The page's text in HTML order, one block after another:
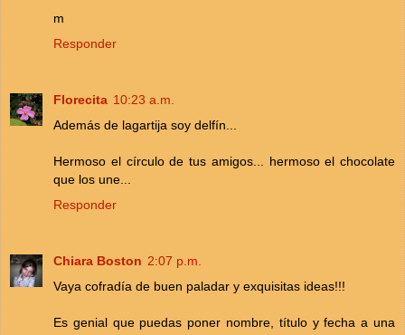
m
Responder
Florecita 10:23 a.m.
Además de lagartija soy delfín...
Hermoso el círculo de tus amigos... hermoso el chocolate
que los une...
Responder
Chiara Boston 2:07 p.m.
Vaya cofradía de buen paladar y exquisitas ideas!!!
Es genial que puedas poner nombre, título y fecha a una